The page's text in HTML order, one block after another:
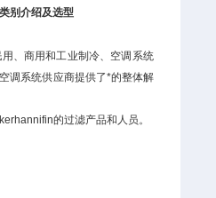
类别介绍及选型
、商用和工业制冷、空调系统
调系统供应商提供了*的整体解
的过滤产品和人员。